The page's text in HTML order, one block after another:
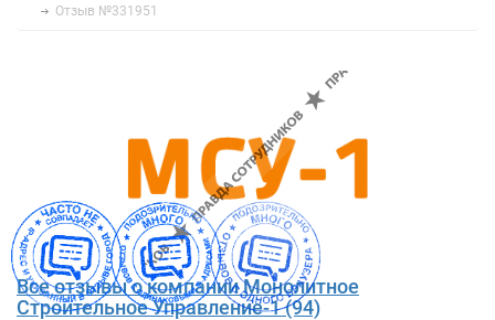
Отзыв №331951
Все отзывы о компании Монолитное
Строительное Управление-1 (94)